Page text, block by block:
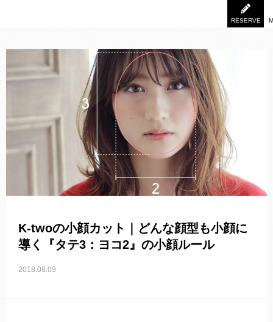
RESERVE
K-twoの小顔カット｜どんな顔型も小顔に
導く『タテ3：ヨコ2』の小顔ルール
2018.08.09